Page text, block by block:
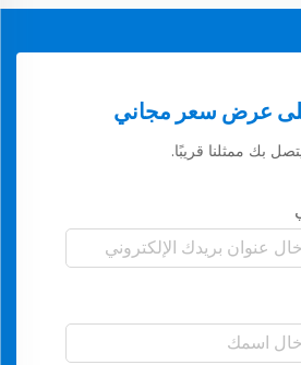
عرض سعر مجاني
بك ممثلنا قريبًا.